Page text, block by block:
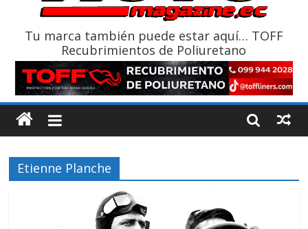
La FEDAK recibe 12 Sinotruk Bolden para cubrir las rutas de La
Tu marca también puede estar aquí… TOFF
Recubrimientos de Poliuretano
Etienne Planche